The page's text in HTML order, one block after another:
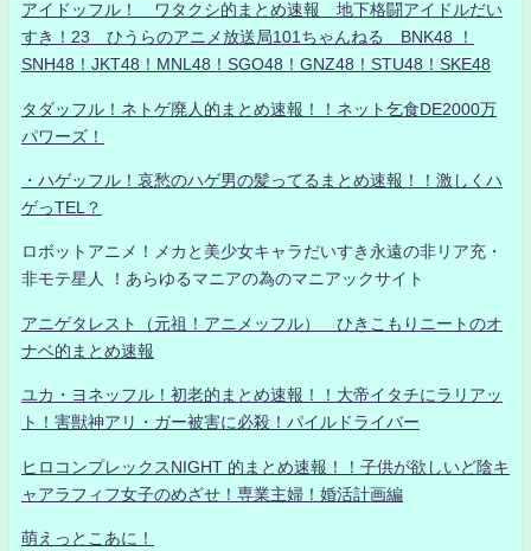
アイドッフル！ ワタクシ的まとめ速報 地下格闘アイドルだい
すき！23 ひうらのアニメ放送局101ちゃんねる BNK48 ！
SNH48！JKT48！MNL48！SGO48！GNZ48！STU48！SKE48
タダッフル！ネトゲ廃人的まとめ速報！！ネット乞食DE2000万
パワーズ！
・ハゲッフル！哀愁のハゲ男の髪ってるまとめ速報！！激しくハ
ゲっTEL？
ロボットアニメ！メカと美少女キャラだいすき永遠の非リア充・
非モテ星人 ！あらゆるマニアの為のマニアックサイト
アニゲタレスト（元祖！アニメッフル） ひきこもりニートのオ
ナベ的まとめ速報
ユカ・ヨネッフル！初老的まとめ速報！！大帝イタチにラリアッ
ト！害獣神アリ・ガー被害に必殺！パイルドライバー
ヒロコンプレックスNIGHT 的まとめ速報！！子供が欲しいど陰キ
ャアラフィフ女子のめざせ！専業主婦！婚活計画編
萌えっとこあに！